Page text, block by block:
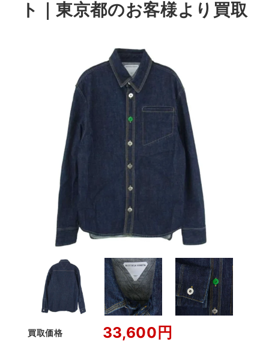
ト
｜東京都のお客様より買取
買取価格 33,600円